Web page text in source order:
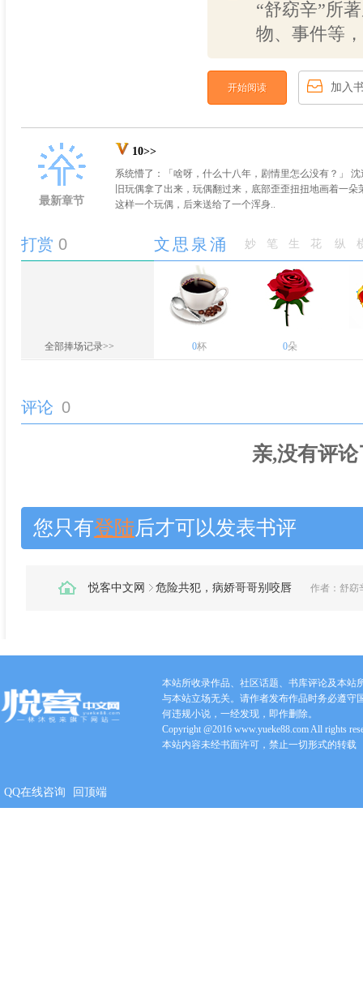
“舒窈辛”所
物、事件等
开始阅读 加入
最新章节
10>>
系统懵了：「啥呀，什么十八年，剧情里怎么没有？」
旧玩偶拿了出来，玩偶翻过来，底部歪歪扭扭地画着一
这样一个玩偶，后来送给了一个浑身..
打赏 0 文思泉涌 妙笔生花 纵
全部捧场记录>> 0杯 0朵
评论 0
亲,没有评论
您只有登陆后才可以发表书评
悦客中文网 危险共犯，病娇哥哥别咬唇 作者： 舒窈
本站所收录作品、社区话题、书库评论及本站
与本站立场无关。请作者发布作品时务必遵守
何违规小说，一经发现，即作删除。
Copyright @2016 www.yueke88.com All rights
本站内容未经书面许可，禁止一切形式的转载
QQ在线咨询 回顶端